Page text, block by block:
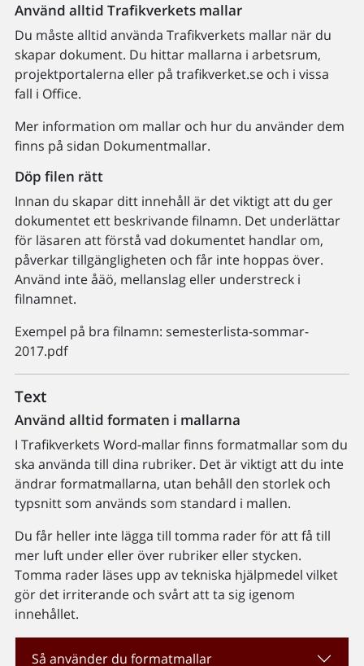
Använd alltid Trafikverkets mallar
Du måste alltid använda Trafikverkets mallar när du
skapar dokument. Du hittar mallarna i arbetsrum,
projektportalerna eller på trafikverket.se och i vissa
fall i Office.
Mer information om mallar och hur du använder dem
finns på sidan Dokumentmallar.
Döp filen rätt
Innan du skapar ditt innehåll är det viktigt att du ger
dokumentet ett beskrivande filnamn. Det underlättar
för läsaren att förstå vad dokumentet handlar om,
påverkar tillgängligheten och får inte hoppas över.
Använd inte åäö, mellanslag eller understreck i
filnamnet.
Exempel på bra filnamn: semesterlista-sommar-
2017.pdf
Text
Använd alltid formaten i mallarna
I Trafikverkets Word-mallar finns formatmallar som du
ska använda till dina rubriker. Det är viktigt att du inte
ändrar formatmallarna, utan behåll den storlek och
typsnitt som används som standard i mallen.
Du får heller inte lägga till tomma rader för att få till
mer luft under eller över rubriker eller stycken.
Tomma rader läses upp av tekniska hjälpmedel vilket
gör det irriterande och svårt att ta sig igenom
innehållet.
Så använder du formatmallar